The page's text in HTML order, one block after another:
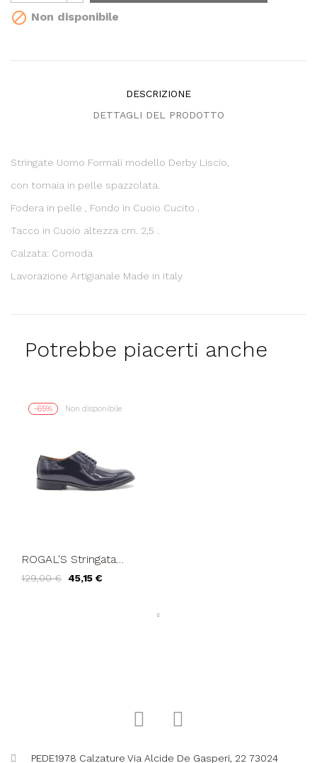
 Non disponibile
DESCRIZIONE
DETTAGLI DEL PRODOTTO
Stringate Uomo Formali modello Derby Liscio,
con tomaia in pelle spazzolata.
Fodera in pelle , Fondo in Cuoio Cucito .
Tacco in Cuoio altezza cm. 2,5 .
Calzata: Comoda
Lavorazione Artigianale Made in italy
Potrebbe piacerti anche
-65% Non disponibile
ROGAL'S Stringata
Spazzolato Liscio Blu
129,00 € 45,15 €
PEDE1978 Calzature Via Alcide De Gasperi, 22 73024